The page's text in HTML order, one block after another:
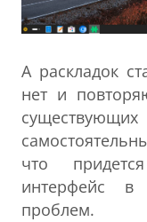
А раскладок
нет и
что
интерфейс
проблем.